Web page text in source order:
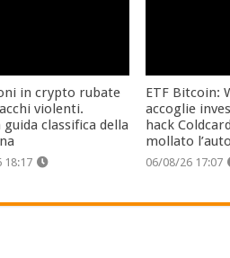
in crypto rubate
violenti.
guida classifica della
18:17
ETF Bitcoin:
accoglie
hack
mollato
06/08/26 17:07